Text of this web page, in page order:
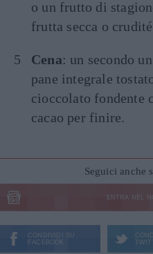
o un frutto di
frutta secca o
Cena: un secondo
pane integrale
cioccolato fondente
cacao per finire.
Seguici anche
ENTRA NEL
CONDIVIDI SU
FACEBOOK